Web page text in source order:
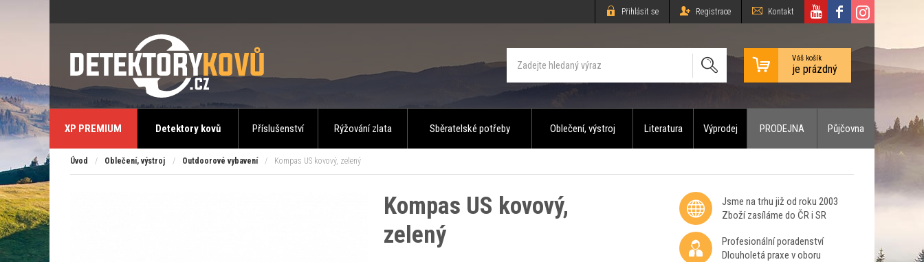
Přihlásit se Registrace Kontakt
Váš košík
je prázdný
XP PREMIUM Detektory kovů Příslušenství Rýžování zlata Sběratelské potřeby Oblečení, výstroj Literatura Výprodej PRODEJNA Půjčovna
Úvod / Oblečení, výstroj / Outdoorové vybavení / Kompas US kovový, zelený
Kompas US kovový,
zelený
Jsme na trhu již od roku 2003
Zboží zasíláme do ČR i SR
Profesionální poradenství
Dlouholetá praxe v oboru